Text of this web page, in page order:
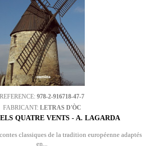
REFERENCE: 978-2-916718-47-7
FABRICANT: LETRAS D'ÒC
QUATRE VENTS - A. LAGARDA
classiques de la tradition européenne adaptés
en...